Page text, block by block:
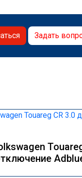
Задать